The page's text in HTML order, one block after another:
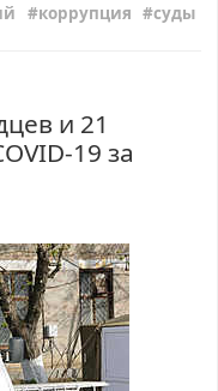
коррупция суды
и 21
19 за